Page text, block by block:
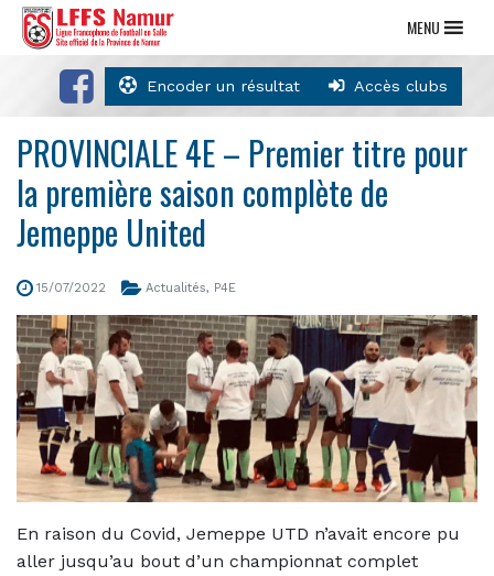
Encoder un résultat Accès clubs
MENU
PROVINCIALE 4E – Premier titre pour
la première saison complète de
Jemeppe United
15/07/2022 Actualités, P4E
En raison du Covid, Jemeppe UTD n’avait encore pu
aller jusqu’au bout d’un championnat complet